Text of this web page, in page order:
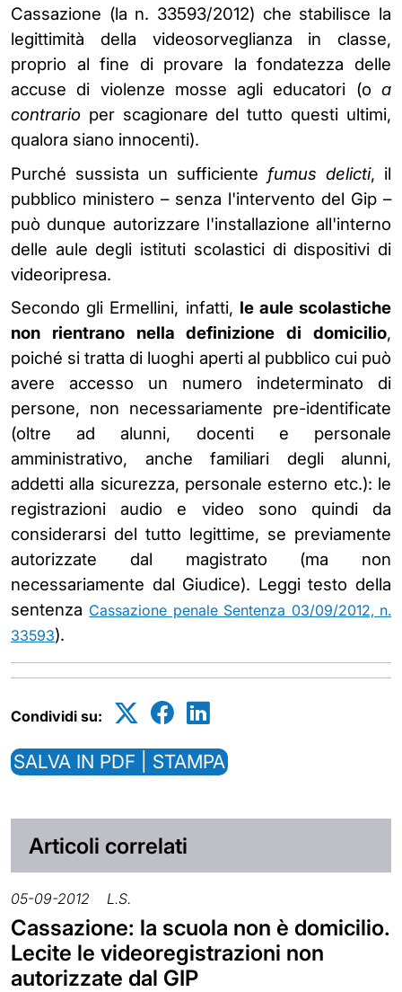
Cassazione (la n. 33593/2012) che stabilisce la
legittimità della videosorveglianza in classe,
proprio al fine di provare la fondatezza delle
accuse di violenze mosse agli educatori (o a
contrario per scagionare del tutto questi ultimi,
qualora siano innocenti).
Purché sussista un sufficiente fumus delicti, il
pubblico ministero – senza l'intervento del Gip –
può dunque autorizzare l'installazione all'interno
delle aule degli istituti scolastici di dispositivi di
videoripresa.
Secondo gli Ermellini, infatti, le aule scolastiche
non rientrano nella definizione di domicilio,
poiché si tratta di luoghi aperti al pubblico cui può
avere accesso un numero indeterminato di
persone, non necessariamente pre-identificate
(oltre ad alunni, docenti e personale
amministrativo, anche familiari degli alunni,
addetti alla sicurezza, personale esterno etc.): le
registrazioni audio e video sono quindi da
considerarsi del tutto legittime, se previamente
autorizzate dal magistrato (ma non
necessariamente dal Giudice). Leggi testo della
sentenza Cassazione penale Sentenza 03/09/2012, n.
33593).
Condividi su:
SALVA IN PDF | STAMPA
Articoli correlati
05-09-2012 L.S.
Cassazione: la scuola non è domicilio.
Lecite le videoregistrazioni non
autorizzate dal GIP